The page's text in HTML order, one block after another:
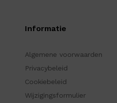
Informatie
Algemene voorwaarden
Privacybeleid
Cookiebeleid
Wijzigingsformulier